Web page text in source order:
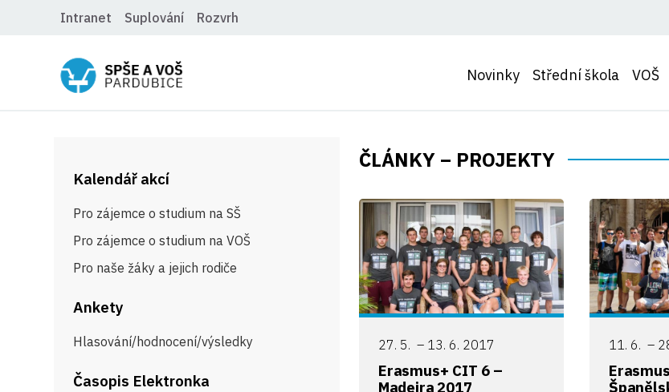
Intranet Suplování Rozvrh
Novinky Střední škola VOŠ
ČLÁNKY – PROJEKTY
27. 5. – 13. 6. 2017
Erasmus+ CIT 6 –
Madeira 2017
11. 6. –
Kalendář akcí
Pro zájemce o studium na SŠ
Pro zájemce o studium na VOŠ
Pro naše žáky a jejich rodiče
Ankety
Hlasování/hodnocení/výsledky
Časopis Elektronka